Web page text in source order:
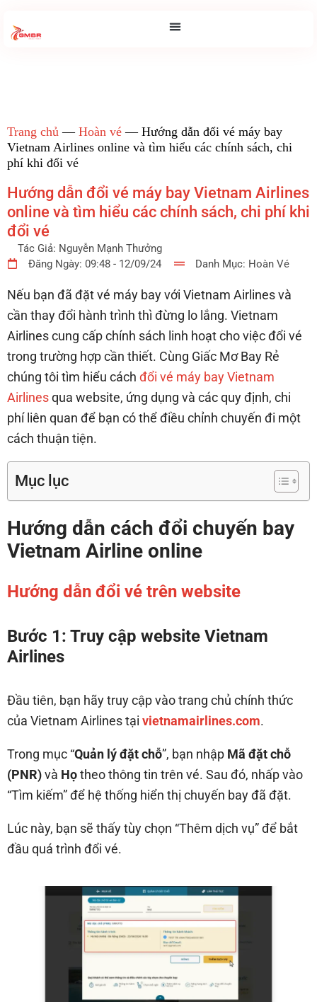
Trang chủ — Hoàn vé — Hướng dẫn đổi vé máy bay
Vietnam Airlines online và tìm hiểu các chính sách, chi
phí khi đổi vé
Hướng dẫn đổi vé máy bay Vietnam Airlines
online và tìm hiểu các chính sách, chi phí khi
đổi vé
Tác Giả: Nguyễn Mạnh Thưởng
Đăng Ngày: 09:48 - 12/09/24 Danh Mục: Hoàn Vé
Nếu bạn đã đặt vé máy bay với Vietnam Airlines và
cần thay đổi hành trình thì đừng lo lắng. Vietnam
Airlines cung cấp chính sách linh hoạt cho việc đổi vé
trong trường hợp cần thiết. Cùng Giấc Mơ Bay Rẻ
chúng tôi tìm hiểu cách đổi vé máy bay Vietnam
Airlinesqua website, ứng dụng và các quy định, chi
phí liên quan để bạn có thể điều chỉnh chuyến đi một
cách thuận tiện.
Mục lục
Hướng dẫn cách đổi chuyến bay
Vietnam Airline online
Hướng dẫn đổi vé trên website
Bước 1: Truy cập website Vietnam
Airlines
Đầu tiên, bạn hãy truy cập vào trang chủ chính thức
của Vietnam Airlines tại vietnamairlines.com.
Trong mục “Quản lý đặt chỗ”, bạn nhập Mã đặt chỗ
(PNR)và Họtheo thông tin trên vé. Sau đó, nhấp vào
“Tìm kiếm” để hệ thống hiển thị chuyến bay đã đặt.
Lúc này, bạn sẽ thấy tùy chọn “Thêm dịch vụ” để bắt
đầu quá trình đổi vé.